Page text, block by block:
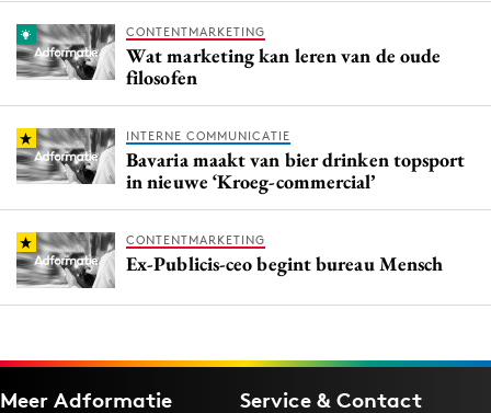
CONTENTMARKETING
Wat marketing kan leren van de oude
filosofen
INTERNE COMMUNICATIE
Bavaria maakt van bier drinken topsport
in nieuwe ‘Kroeg-commercial’
CONTENTMARKETING
Ex-Publicis-ceo begint bureau Mensch
Meer Adformatie Service & Contact